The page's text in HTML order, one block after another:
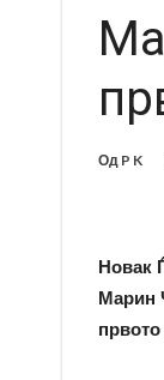
Од P K
Новак
Марин